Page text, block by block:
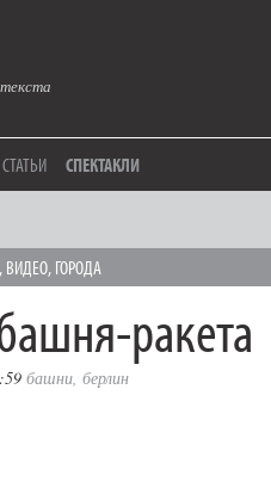
СТАТЬИ СПЕКТАКЛИ
, ВИДЕО, ГОРОДА
ракета
башни, берлин